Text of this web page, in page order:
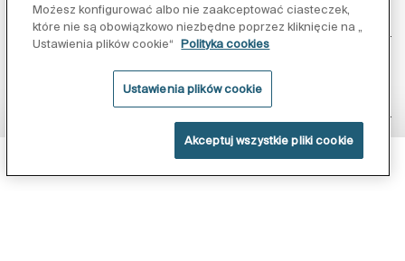
Powłoka Supraglaze
O nas
Obserwuj nas:
Możesz konfigurować albo nie zaakceptować ciasteczek,
które nie są obowiązkowo niezbędne poprzez kliknięcie na „
Ustawienia plików cookie“
Polityka cookies
Ustawienia plików cookie
Akceptuj wszystkie pliki cookie